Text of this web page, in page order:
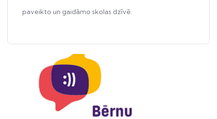
paveikto un gaidāmo skolas dzīvē.